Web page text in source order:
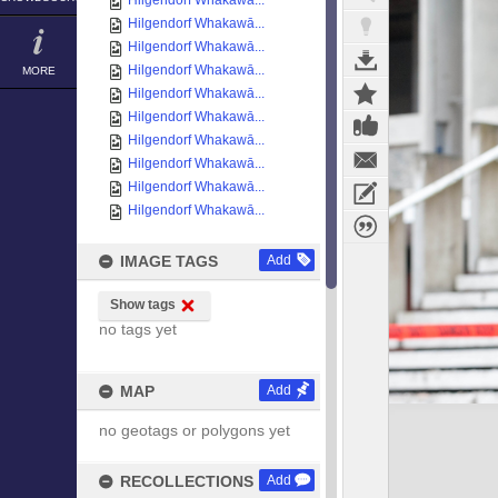
MORE
Hilgendorf Whakawā...
Hilgendorf Whakawā...
Hilgendorf Whakawā...
Hilgendorf Whakawā...
Hilgendorf Whakawā...
Hilgendorf Whakawā...
Hilgendorf Whakawā...
Hilgendorf Whakawā...
Hilgendorf Whakawā...
IMAGE TAGS Add
Show tags
no tags yet
MAP Add
no geotags or polygons yet
RECOLLECTIONS Add